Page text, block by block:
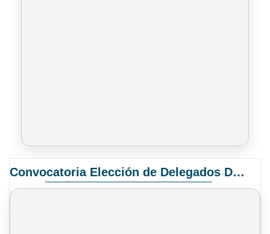
Convocatoria Elección de Delegados Docentes para el XIV Congreso Nacional de Universidades